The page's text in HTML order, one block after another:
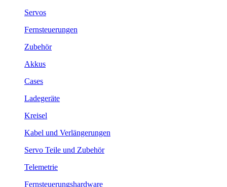
Servos
Fernsteuerungen
Zubehör
Akkus
Cases
Ladegeräte
Kreisel
Kabel und Verlängerungen
Servo Teile und Zubehör
Telemetrie
Fernsteuerungshardware